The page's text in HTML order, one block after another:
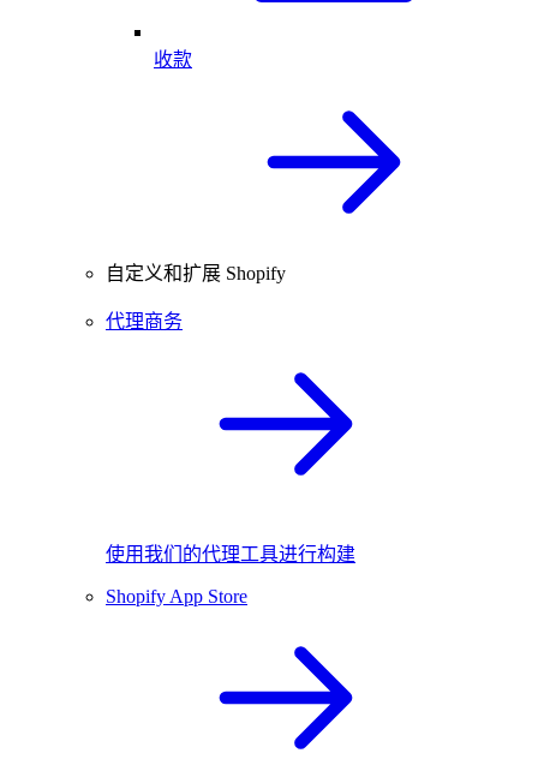
收款
自定义和扩展 Shopify
代理商务
使用我们的代理工具进行构建
Shopify App Store